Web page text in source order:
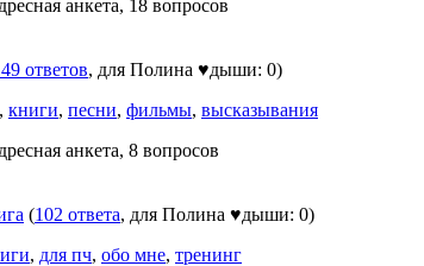
анкета, 18 вопросов
ответов, для Полина ♥дыши: 0)
, книги, песни, фильмы, высказывания
анкета, 8 вопросов
(102 ответа, для Полина ♥дыши: 0)
, для пч, обо мне, тренинг